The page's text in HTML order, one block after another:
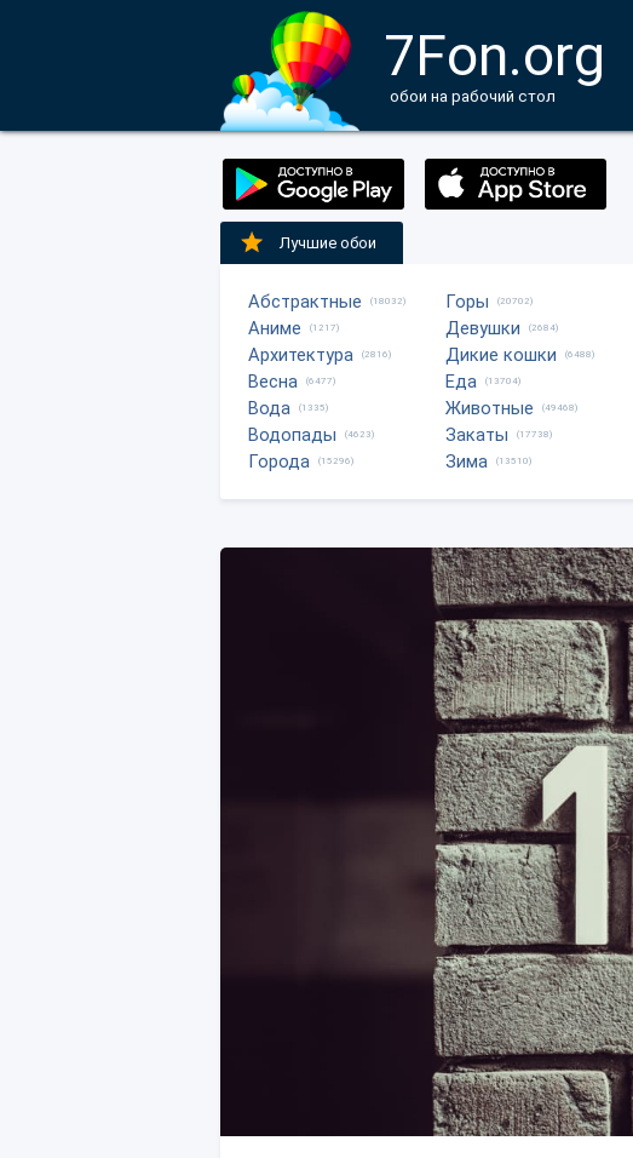
7Fon.org
обои на рабочий стол
Лучшие обои
Абстрактные (18032)
Аниме (1217)
Архитектура (2816)
Весна (6477)
Вода (1335)
Водопады (4623)
Города (15296)
Горы (20702)
Девушки (2684)
Дикие кошки (6488)
Еда (13704)
Животные (49468)
Закаты (17738)
Зима (13510)